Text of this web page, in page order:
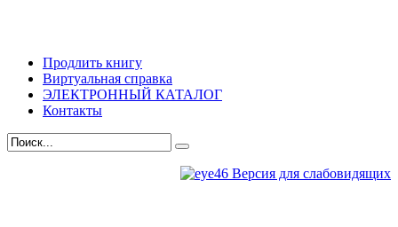
Продлить книгу
Виртуальная справка
ЭЛЕКТРОННЫЙ КАТАЛОГ
Контакты
Версия для слабовидящих